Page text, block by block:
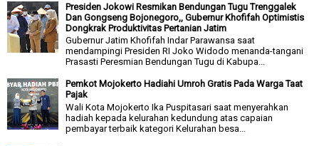
Presiden Jokowi Resmikan Bendungan Tugu Trenggalek
Dan Gongseng Bojonegoro,, Gubernur Khofifah Optimistis
Dongkrak Produktivitas Pertanian Jatim
Gubernur Jatim Khofifah Indar Parawansa saat
mendampingi Presiden RI Joko Widodo menanda-tangani
Prasasti Peresmian Bendungan Tugu di Kabupa...
Pemkot Mojokerto Hadiahi Umroh Gratis Pada Warga Taat
Pajak
Wali Kota Mojokerto Ika Puspitasari saat menyerahkan
hadiah kepada kelurahan kedundung atas capaian
pembayar terbaik kategori Kelurahan besa...